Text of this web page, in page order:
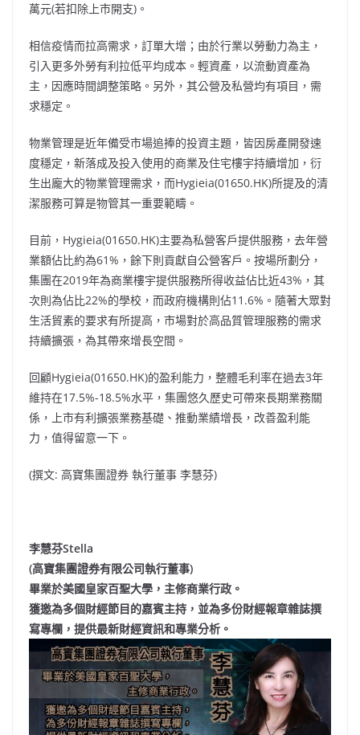
萬元(若扣除上市開支)。
相信疫情而拉高需求，訂單大增；由於行業以勞動力為主，
引入更多外勞有利拉低平均成本。輕資產，以流動資產為
主，因應時間調整策略。另外，其公營及私營均有項目，需
求穩定。
物業管理是近年備受市場追捧的投資主題，皆因房產開發速
度穩定，新落成及投入使用的商業及住宅樓宇持續增加，衍
生出龐大的物業管理需求，而Hygieia(01650.HK)所提及的清
潔服務可算是物管其一重要範疇。
目前，Hygieia(01650.HK)主要為私營客戶提供服務，去年營
業額佔比約為61%，餘下則貢獻自公營客戶。按場所劃分，
集團在2019年為商業樓宇提供服務所得收益佔比近43%，其
次則為佔比22%的學校，而政府機構則佔11.6%。隨著大眾對
生活貿素的要求有所提高，市場對於高品質管理服務的需求
持續擴張，為其帶來增長空間。
回顧Hygieia(01650.HK)的盈利能力，整體毛利率在過去3年
維持在17.5%-18.5%水平，集團悠久歷史可帶來長期業務關
係，上市有利擴張業務基礎、推動業績增長，改善盈利能
力，值得留意一下。
(撰文: 高寶集團證券 執行董事 李慧芬)
李慧芬Stella
(高寶集團證券有限公司執行董事)
畢業於美國皇家百聖大學，主修商業行政。
獲邀為多個財經節目的嘉賓主持，並為多份財經報章雜誌撰
寫專欄，提供最新財經資訊和專業分析。